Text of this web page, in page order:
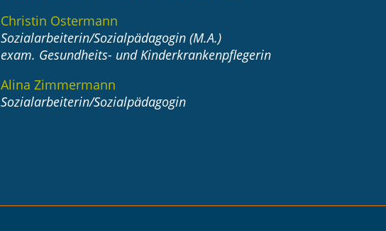
Christin Ostermann
Sozialarbeiterin/Sozialpädagogin (M.A.)
exam. Gesundheits- und Kinderkrankenpflegerin
Alina Zimmermann
Sozialarbeiterin/Sozialpädagogin